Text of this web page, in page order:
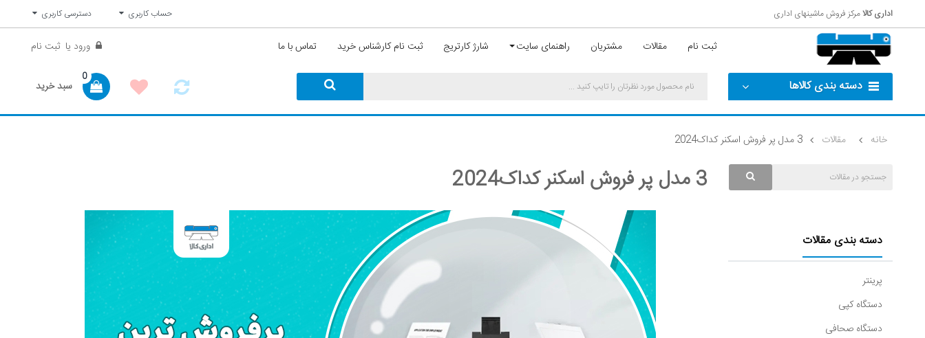
اداری کالامرکز فروش ماشینهای اداری حساب کاربری دسترسی کاربری
ثبت نام مقالات مشتریان راهنمای سایت شارژ کارتریج ثبت نام کارشناس خرید تماس با ما ورود یا ثبت نام
دسته بندی کالاها سبد خرید
0
خانه مقالات 3 مدل پر فروش اسکنر کداک2024
دسته بندی مقالات
پرینتر
دستگاه کپی
دستگاه صحافی
3 مدل پر فروش اسکنر کداک2024